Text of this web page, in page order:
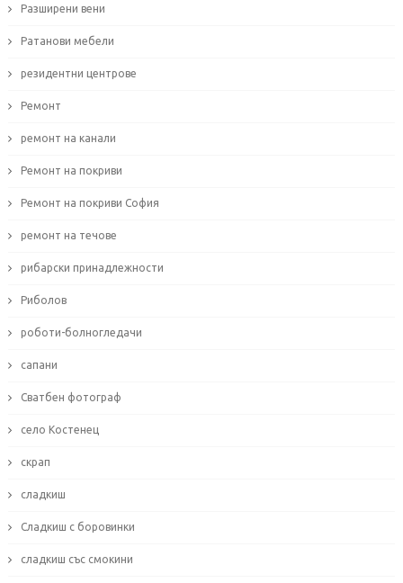
Разширени вени
Ратанови мебели
резидентни центрове
Ремонт
ремонт на канали
Ремонт на покриви
Ремонт на покриви София
ремонт на течове
рибарски принадлежности
Риболов
роботи-болногледачи
сапани
Сватбен фотограф
село Костенец
скрап
сладкиш
Сладкиш с боровинки
сладкиш със смокини